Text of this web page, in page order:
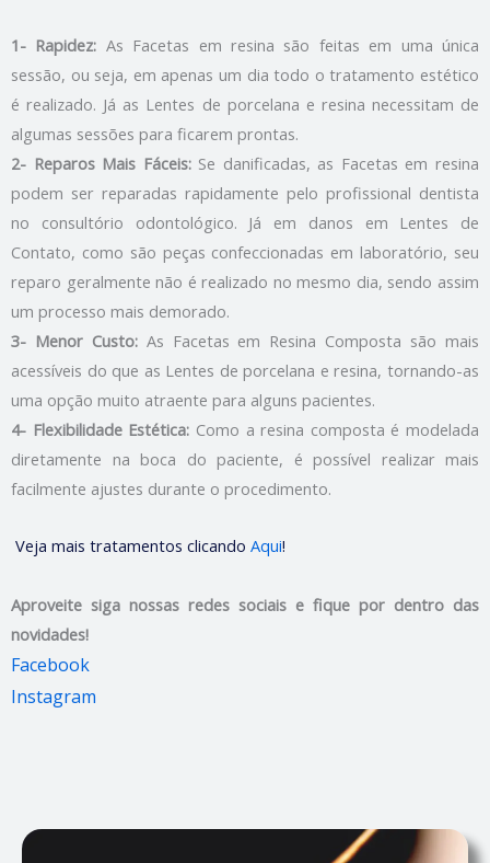
1- Rapidez: As Facetas em resina são feitas em uma única
sessão, ou seja, em apenas um dia todo o tratamento estético
é realizado. Já as Lentes de porcelana e resina necessitam de
algumas sessões para ficarem prontas.
2- Reparos Mais Fáceis:Se danificadas, as Facetas em resina
podem ser reparadas rapidamente pelo profissional dentista
no consultório odontológico. Já em danos em Lentes de
Contato, como são peças confeccionadas em laboratório, seu
reparo geralmente não é realizado no mesmo dia, sendo assim
um processo mais demorado.
3- Menor Custo:As Facetas em Resina Composta são mais
acessíveis do que as Lentes de porcelana e resina, tornando-as
uma opção muito atraente para alguns pacientes.
4- Flexibilidade Estética: Como a resina composta é modelada
diretamente na boca do paciente, é possível realizar mais
facilmente ajustes durante o procedimento.
Veja mais tratamentos clicando Aqui!
Aproveite siga nossas redes sociais e fique por dentro das
novidades!
Facebook
Instagram